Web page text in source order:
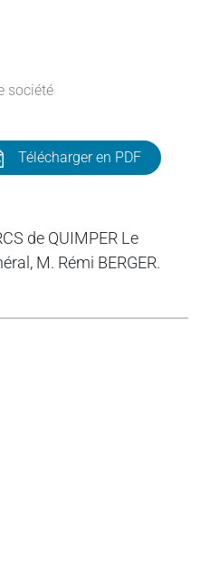
société
Télécharger en PDF
de QUIMPER Le
M. Rémi BERGER.